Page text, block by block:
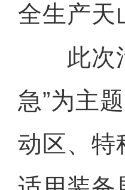
全生产天
此次活
急”为主
动区、特